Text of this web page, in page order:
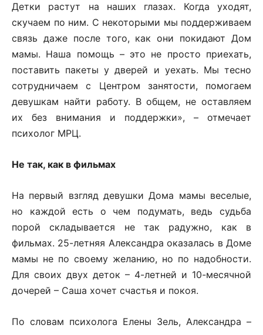
Детки растут на наших глазах. Когда уходят,
скучаем по ним. С некоторыми мы поддерживаем
связь даже после того, как они покидают Дом
мамы. Наша помощь – это не просто приехать,
поставить пакеты у дверей и уехать. Мы тесно
сотрудничаем с Центром занятости, помогаем
девушкам найти работу. В общем, не оставляем
их без внимания и поддержки», – отмечает
психолог МРЦ.
Не так, как в фильмах
На первый взгляд девушки Дома мамы веселые,
но каждой есть о чем подумать, ведь судьба
порой складывается не так радужно, как в
фильмах. 25-летняя Александра оказалась в Доме
мамы не по своему желанию, но по надобности.
Для своих двух деток – 4-летней и 10-месячной
дочерей – Саша хочет счастья и покоя.
По словам психолога Елены Зель, Александра –